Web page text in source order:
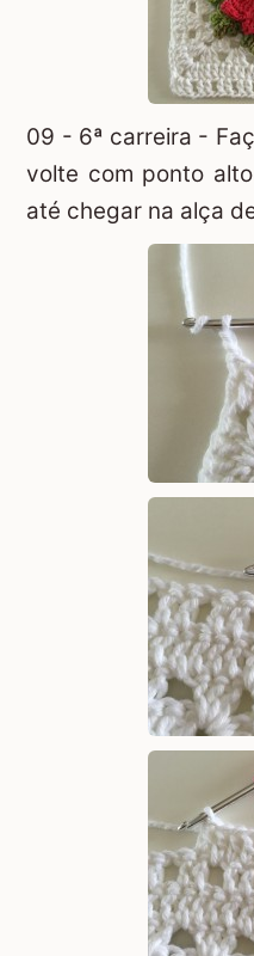
09 - 6ª carreira -
volte com ponto
até chegar na alça